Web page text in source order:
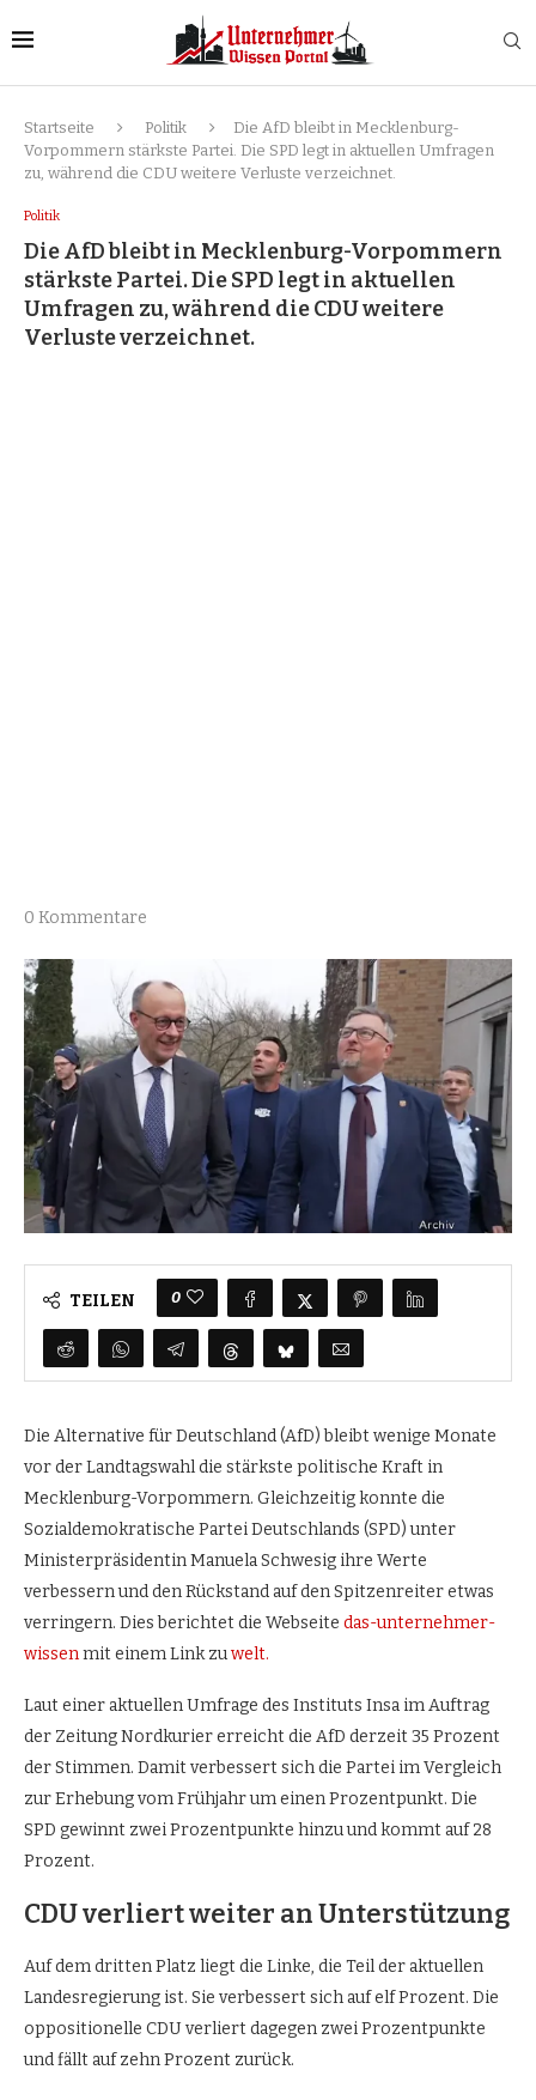
Startseite Politik
Die AfD bleibt in Mecklenburg-
Vorpommern stärkste Partei. Die SPD legt in aktuellen Umfragen
zu, während die CDU weitere Verluste verzeichnet.
Politik
Die AfD bleibt in Mecklenburg-Vorpommern
stärkste Partei. Die SPD legt in aktuellen
Umfragen zu, während die CDU weitere
Verluste verzeichnet.
0 Kommentare
TEILEN 0
Die Alternative für Deutschland (AfD) bleibt wenige Monate
vor der Landtagswahl die stärkste politische Kraft in
Mecklenburg-Vorpommern. Gleichzeitig konnte die
Sozialdemokratische Partei Deutschlands (SPD) unter
Ministerpräsidentin Manuela Schwesig ihre Werte
verbessern und den Rückstand auf den Spitzenreiter etwas
verringern. Dies berichtet die Webseite das-unternehmer-
wissenmit einem Link zuwelt.
Laut einer aktuellen Umfrage des Instituts Insa im Auftrag
der Zeitung Nordkurier erreicht die AfD derzeit 35 Prozent
der Stimmen. Damit verbessert sich die Partei im Vergleich
zur Erhebung vom Frühjahr um einen Prozentpunkt. Die
SPD gewinnt zwei Prozentpunkte hinzu und kommt auf 28
Prozent.
CDU verliert weiter an Unterstützung
Auf dem dritten Platz liegt die Linke, die Teil der aktuellen
Landesregierung ist. Sie verbessert sich auf elf Prozent. Die
oppositionelle CDU verliert dagegen zwei Prozentpunkte
und fällt auf zehn Prozent zurück.